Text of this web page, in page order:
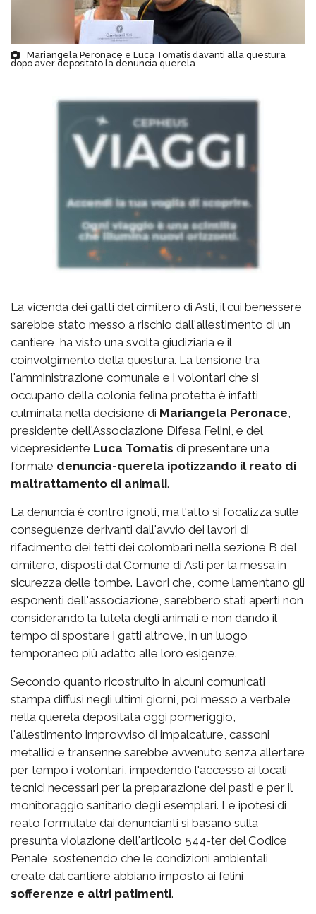
Mariangela Peronace e Luca Tomatis davanti alla questura
dopo aver depositato la denuncia querela
La vicenda dei gatti del cimitero di Asti, il cui benessere
sarebbe stato messo a rischio dall'allestimento di un
cantiere, ha visto una svolta giudiziaria e il
coinvolgimento della questura. La tensione tra
l'amministrazione comunale e i volontari che si
occupano della colonia felina protetta è infatti
culminata nella decisione di Mariangela Peronace,
presidente dell'Associazione Difesa Felini, e del
vicepresidente Luca Tomatis di presentare una
formale denuncia-querela ipotizzando il reato di
maltrattamento di animali.
La denuncia è contro ignoti, ma l'atto si focalizza sulle
conseguenze derivanti dall'avvio dei lavori di
rifacimento dei tetti dei colombari nella sezione B del
cimitero, disposti dal Comune di Asti per la messa in
sicurezza delle tombe. Lavori che, come lamentano gli
esponenti dell'associazione, sarebbero stati aperti non
considerando la tutela degli animali e non dando il
tempo di spostare i gatti altrove, in un luogo
temporaneo più adatto alle loro esigenze.
Secondo quanto ricostruito in alcuni comunicati
stampa diffusi negli ultimi giorni, poi messo a verbale
nella querela depositata oggi pomeriggio,
l'allestimento improvviso di impalcature, cassoni
metallici e transenne sarebbe avvenuto senza allertare
per tempo i volontari, impedendo l'accesso ai locali
tecnici necessari per la preparazione dei pasti e per il
monitoraggio sanitario degli esemplari. Le ipotesi di
reato formulate dai denuncianti si basano sulla
presunta violazione dell'articolo 544-ter del Codice
Penale, sostenendo che le condizioni ambientali
create dal cantiere abbiano imposto ai felini
sofferenze e altri patimenti.